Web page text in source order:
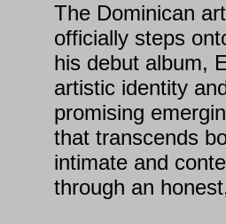
The Dominican
officially steps
his debut album,
artistic identity
promising
that transcends
intimate and
through an